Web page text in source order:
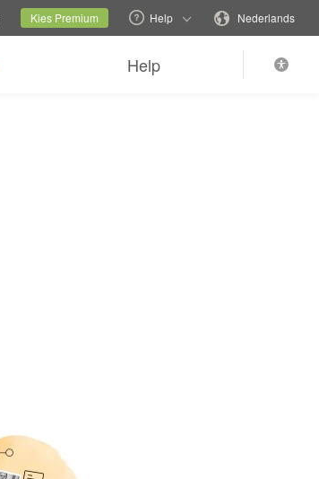
Huidige siteWijzig de taal
Kies Premium Help Nederlands
Help